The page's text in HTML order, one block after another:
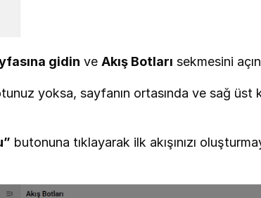
gidin ve Akış Botları sekmesini
yoksa, sayfanın ortasında ve sağ üst
butonuna tıklayarak ilk akışınızı